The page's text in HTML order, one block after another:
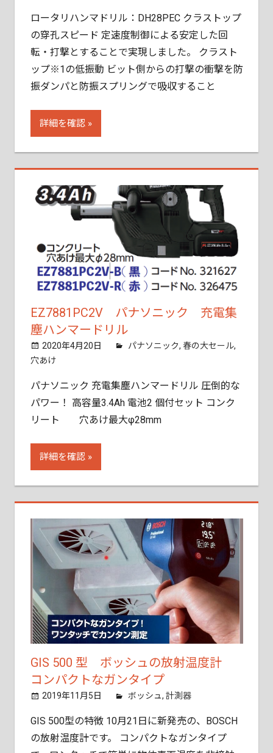
ロータリハンマドリル：DH28PEC クラストップ
の穿孔スピード 定速度制御による安定した回
転・打撃とすることで実現しました。 クラスト
ップ※1の低振動 ビット側からの打撃の衝撃を防
振ダンパと防振スプリングで吸収すること
詳細を確認
EZ7881PC2V パナソニック 充電集
塵ハンマードリル
2020年4月20日 tobita11
パナソニック, 春の大セール,
穴あけ
パナソニック 充電集塵ハンマードリル 圧倒的な
パワー！ 高容量3.4Ah 電池2 個付セット コンク
リート 穴あけ最大φ28mm
詳細を確認
GIS 500 型 ボッシュの放射温度計
コンパクトなガンタイプ
2019年11月5日 tobita11
ボッシュ, 計測器
GIS 500型の特徴 10月21日に新発売の、BOSCH
の放射温度計です。 コンパクトなガンタイプ